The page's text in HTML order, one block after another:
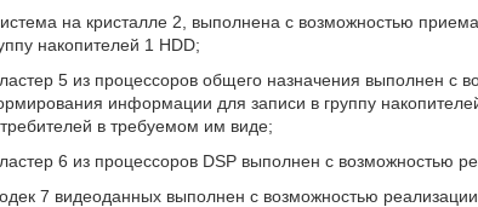
на кристалле 2, выполнена с возможностью
накопителей 1 HDD;
5 из процессоров общего назначения выполнен с
информации для записи в группу
в требуемом им виде;
6 из процессоров DSP выполнен с возможностью
7 видеоданных выполнен с возможностью